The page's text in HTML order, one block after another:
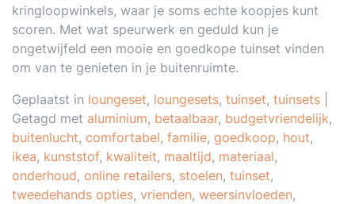
kringloopwinkels, waar je soms echte koopjes kunt
scoren. Met wat speurwerk en geduld kun je
ongetwijfeld een mooie en goedkope tuinset vinden
om van te genieten in je buitenruimte.
Geplaatst in loungeset, loungesets, tuinset, tuinsets
Getagd met aluminium, betaalbaar, budgetvriendelijk,
buitenlucht, comfortabel, familie, goedkoop, hout,
ikea, kunststof, kwaliteit, maaltijd, materiaal,
onderhoud, online retailers, stoelen, tuinset,
tweedehands opties, vrienden, weersinvloeden,